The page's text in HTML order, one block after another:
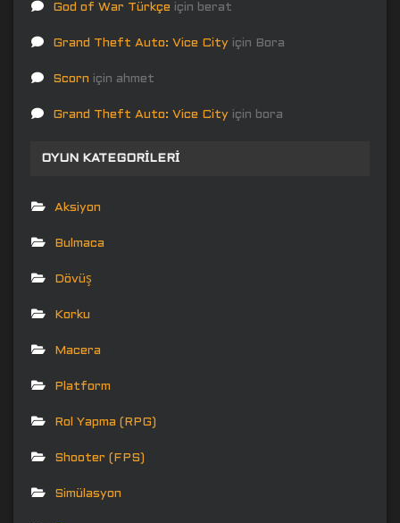
God of War Türkçe için berat
Grand Theft Auto: Vice City için Bora
Scorn için ahmet
Grand Theft Auto: Vice City için bora
OYUN KATEGORILERI
Aksiyon
Bulmaca
Dövüş
Korku
Macera
Platform
Rol Yapma (RPG)
Shooter (FPS)
Simülasyon